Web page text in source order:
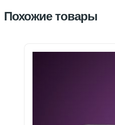
Похожие товары